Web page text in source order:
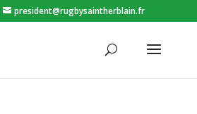
president@rugbysaintherblain.fr